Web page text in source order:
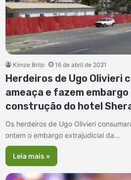
Kimze Brito 16 de abril de 2021
Herdeiros de Ugo Olivieri
ameaça e fazem
construção do hotel
Os herdeiros de Ugo Olivieri
ontem o embargo extrajudicial da…
Leia mais »